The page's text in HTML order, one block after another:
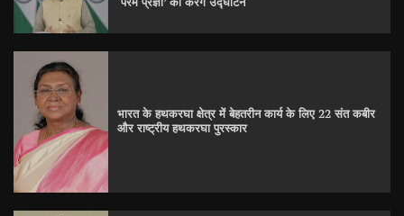
भारत के हथकरघा क्षेत्र में बेहतरीन कार्य के लिए 22 संत कबीर
और राष्ट्रीय हथकरघा पुरस्कार